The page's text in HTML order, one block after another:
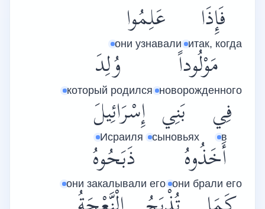
فَإِذَا
итак, когда
عَلِمُوا
они узнавали
مَوْلُوداً
новорожденного
وُلِدَ
который родился
فِي
в
بَنِي
сыновьях
إِسْرَائِيلَ
Исраиля
أَخَذُوهُ
они брали его
ذَبَحُوهُ
они закалывали его